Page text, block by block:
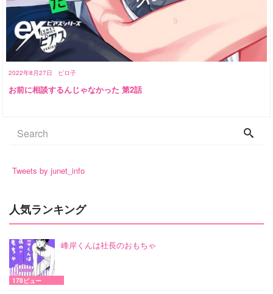
2022年8月27日 ピロ子
お前に相談するんじゃなかった 第2話
Tweets by junet_info
人気ランキング
峰岸くんは社長のおもちゃ
178ビュー